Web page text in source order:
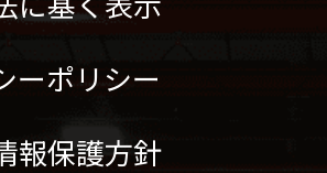
ーポリシー
報保護方針